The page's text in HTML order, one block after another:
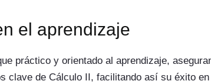
el aprendizaje
práctico y orientado al aprendizaje,
clave de Cálculo II, facilitando así su éxito